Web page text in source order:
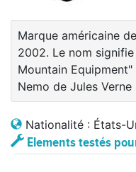
Marque américaine
2002. Le nom
Mountain
Nemo de Jules Verne
Nationalité : États-
Elements testés